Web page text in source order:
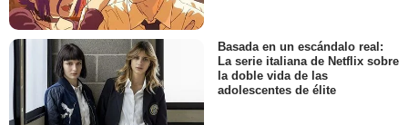
Basada en un escándalo real:
La serie italiana de Netflix sobre
la doble vida de las
adolescentes de élite